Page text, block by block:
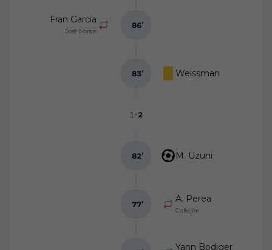
Fran Garcia
José Matos
86’
Weissman
83’
1 -2
M. Uzuni
82’
A. Perea
Callejón
77’
Yann Bodiger